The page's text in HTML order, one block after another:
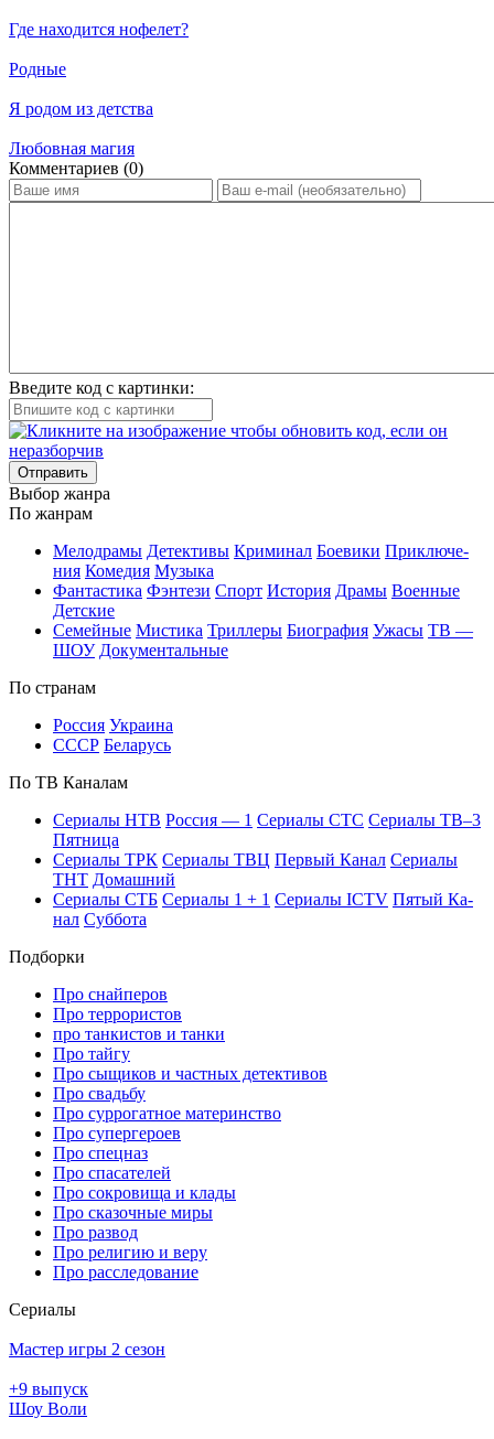
Где находится нофелет?
Родные
Я родом из детства
Любовная магия
Ком­мен­та­ри­ев (0)
Введите код с картинки:
Отправить
Вы­бор жан­ра
По жан­рам
Ме­ло­дра­мы Де­тек­ти­вы Кри­ми­нал Бое­ви­ки При­клю­че­
ния Ко­ме­дия Му­зы­ка
Фан­та­сти­ка Фэн­те­зи Спорт Ис­то­рия Дра­мы Во­ен­ные
Дет­ские
Се­мей­ные Мис­ти­ка Трил­ле­ры Био­гра­фия Ужа­сы ТВ —
ШОУ До­ку­мен­таль­ные
По стра­нам
Рос­сия Ук­раи­на
СССР Бе­ла­русь
По ТВ Ка­на­лам
Се­риа­лы НТВ Рос­сия — 1 Се­риа­лы СТС Се­риа­лы ТВ–3
Пят­ни­ца
Се­риа­лы ТРК Се­риа­лы ТВЦ Пер­вый Ка­нал Се­риа­лы
ТНТ До­маш­ний
Се­риа­лы СТБ Се­риа­лы 1 + 1 Се­риа­лы ICTV Пя­тый Ка­
нал Суб­бо­та
Подборки
Про снайперов
Про террористов
про танкистов и танки
Про тайгу
Про сыщиков и частных детективов
Про свадьбу
Про суррогатное материнство
Про супергероев
Про спецназ
Про спасателей
Про сокровища и клады
Про сказочные миры
Про развод
Про религию и веру
Про расследование
Се­риа­лы
Мастер игры 2 сезон
+9 выпуск
Шоу Воли